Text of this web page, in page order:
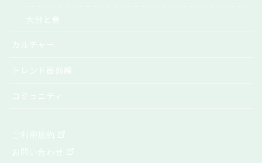
カルチャー
トレンド最前線
コミュニティ
ご利用規約
お問い合わせ